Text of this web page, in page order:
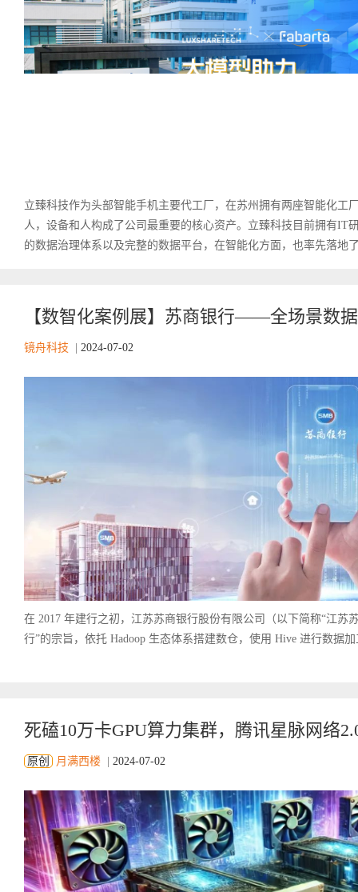
立臻科技作为头部智能手机主要代工厂，在苏州拥有两座智能化工
人，设备和人构成了公司最重要的核心资产。立臻科技目前拥有IT
的数据治理体系以及完整的数据平台，在智能化方面，也率先落地
【数智化案例展】苏商银行——全场景数
镜舟科技 2024-07-02
在 2017 年建行之初，江苏苏商银行股份有限公司（以下简称“江苏
行”的宗旨，依托 Hadoop 生态体系搭建数仓，使用 Hive 进行数据
死磕10万卡GPU算力集群，腾讯星脉网络
原创 月满西楼 2024-07-02